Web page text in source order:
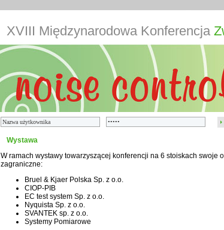
XVIII Międzynarodowa Konferencja
Wystawa
W ramach wystawy towarzyszącej konferencji na 6 stoiskach swoje
zagraniczne:
Bruel & Kjaer Polska Sp. z o.o.
CIOP-PIB
EC test system Sp. z o.o.
Nyquista Sp. z o.o.
SVANTEK sp. z o.o.
Systemy Pomiarowe